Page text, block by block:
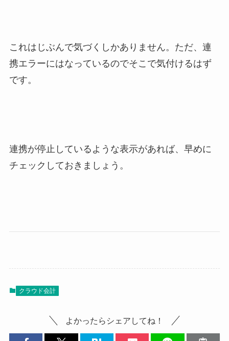
これはじぶんで気づくしかありません。ただ、連
携エラーにはなっているのでそこで気付けるはず
です。
連携が停止しているような表示があれば、早めに
チェックしておきましょう。
クラウド会計
よかったらシェアしてね！